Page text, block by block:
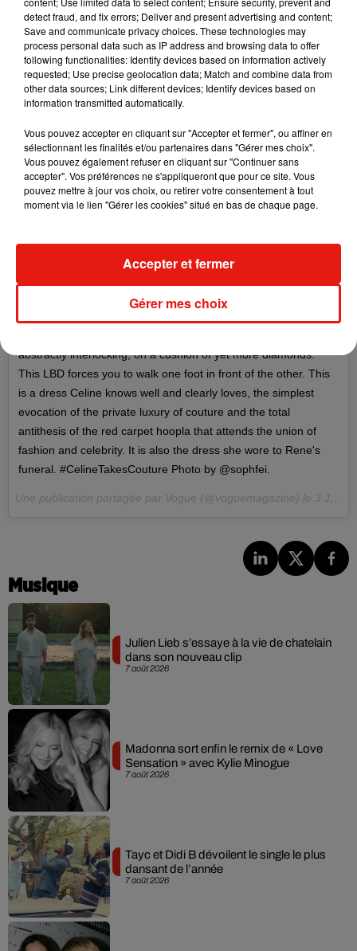
Giambattista Valli, Versace...only a partial list. Everyone,
basically. In Vegas, Velcro panels are added to allow for her
ribcage to expand or for a quick outfit change. Micro straps of
elasticized chiffon prevent a slit from becoming a sloppy
situation mid-squat. Shoes—always heels, never platforms—
are ordered one size smaller (she is normally a 38) and refitted
couture industrial." And, more enigmatically: "The clothes follow
me; I do not follow the clothes." Which is to say: the haute
couture, with all its fragility and handcraft, has to perform
professionally for Ms. Dion. And privately as well. Years ago,
simple, falling to mid calf, and narrow as can be with just a hint
bracelet or perhaps one of the major diamond rings she
abstractly interlocking, on a cushion of yet more diamonds.
This LBD forces you to walk one foot in front of the other. This
is a dress Celine knows well and clearly loves, the simplest
evocation of the private luxury of couture and the total
antithesis of the red carpet hoopla that attends the union of
fashion and celebrity. It is also the dress she wore to Rene's
funeral. #CelineTakesCouture Photo by @sophfei.
Une publication partagée par Vogue (@voguemagazine) le 3 Juil. 2017 à 22h25 PDT
Musique
7 août 2026
Julien Lieb s’essaye à la vie de chatelain
dans son nouveau clip
7 août 2026
Madonna sort enfin le remix de « Love
Sensation » avec Kylie Minogue
7 août 2026
Tayc et Didi B dévoilent le single le plus
dansant de l’année
detect fraud, and fix errors; Deliver and present advertising and content;
Save and communicate privacy choices. These technologies may
process personal data such as IP address and browsing data to offer
following functionalities: Identify devices based on information actively
requested; Use precise geolocation data; Match and combine data from
other data sources; Link different devices; Identify devices based on
information transmitted automatically.
Vous pouvez accepter en cliquant sur "Accepter et fermer", ou affiner en
sélectionnant les finalités et/ou partenaires dans "Gérer mes choix".
Vous pouvez également refuser en cliquant sur "Continuer sans
accepter". Vos préférences ne s'appliqueront que pour ce site. Vous
pouvez mettre à jour vos choix, ou retirer votre consentement à tout
moment via le lien "Gérer les cookies" situé en bas de chaque page.
Gérer mes choix
Accepter et fermer